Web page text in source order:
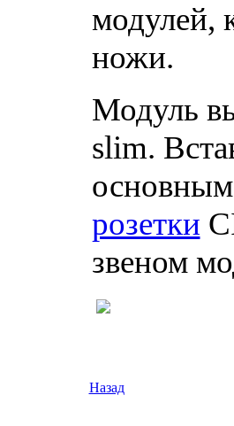
модулей,
ножи.
Модуль
slim.
розетки
звеном
Назад